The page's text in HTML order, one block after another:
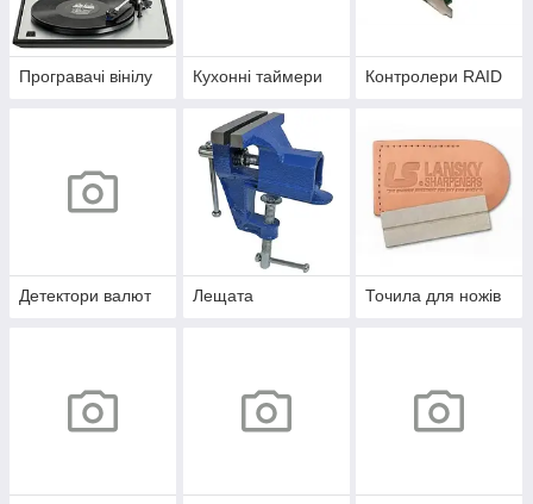
Програвачі вінілу Кухонні таймери Контролери RAID
Детектори валют Лещата Точила для ножів